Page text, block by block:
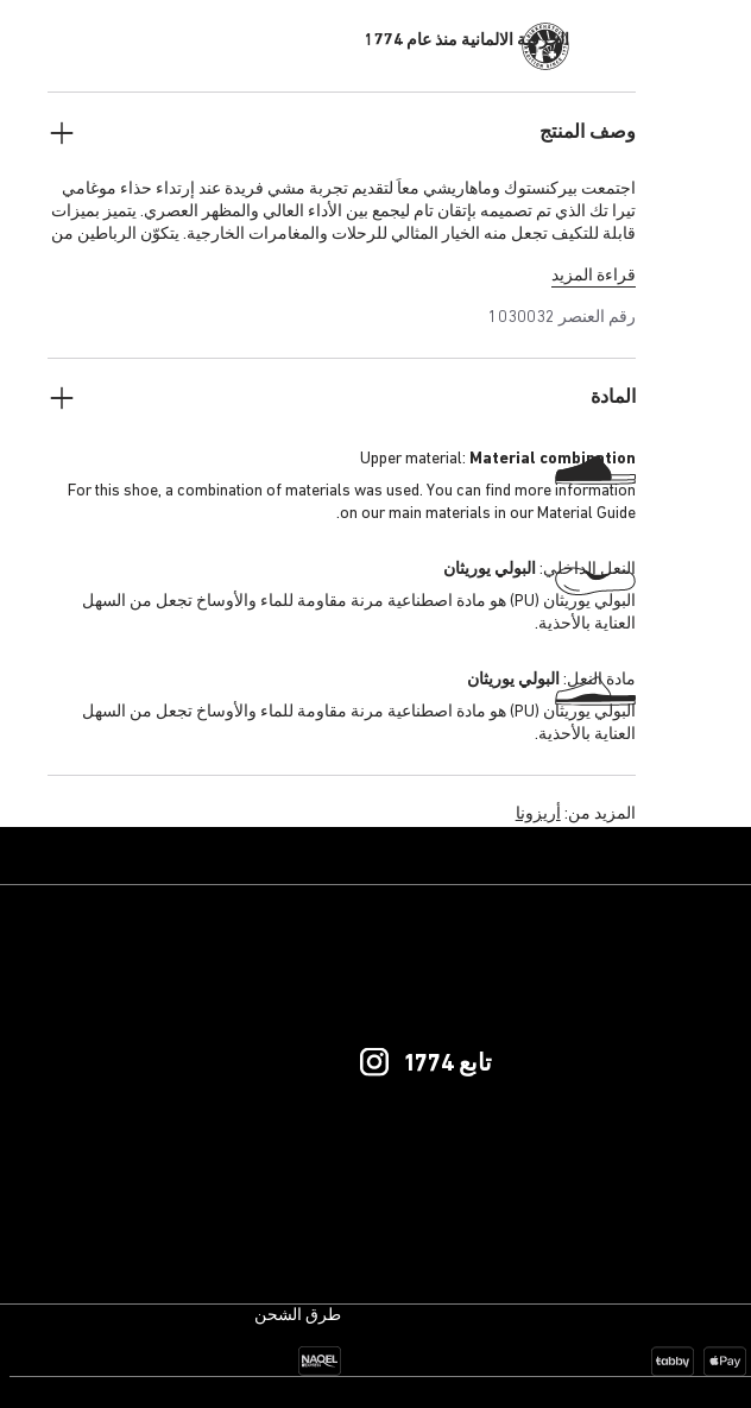
الحرفية الالمانية منذ عام 1774
وصف المنتج
اجتمعت بيركنستوك وماهاريشي معاً لتقديم تجربة مشي فريدة عند إرتداء حذاء موغامي
تيرا تك الذي تم تصميمه بإتقان تام ليجمع بين الأداء العالي والمظهر العصري. يتميز بميزات
قابلة للتكيف تجعل منه الخيار المثالي للرحلات والمغامرات الخارجية. يتكوّن الرباطين من
الأداء ويمثل قطعة زينة في الوسط. في أسفله، تم إضفاء الثبات والحماية لنعل البولي
قراءة المزيد
رقم العنصر 1030032
المادة
Upper material: Material combination
For this shoe, a combination of materials was used. You can find more information
on our main materials in our Material Guide.
النعل الداخلي: البولي يوريثان
البولي يوريثان (PU) هو مادة اصطناعية مرنة مقاومة للماء والأوساخ تجعل من السهل
العناية بالأحذية.
مادة النعل: البولي يوريثان
البولي يوريثان (PU) هو مادة اصطناعية مرنة مقاومة للماء والأوساخ تجعل من السهل
العناية بالأحذية.
المزيد من: أريزونا
تابع 1774
طرق الشحن